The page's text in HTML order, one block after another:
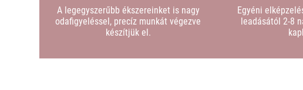
A legegyszerűbb ékszereinket is nagy
odafigyeléssel, precíz munkát végezve
készítjük el.
Egyéni
leadásától 2-8